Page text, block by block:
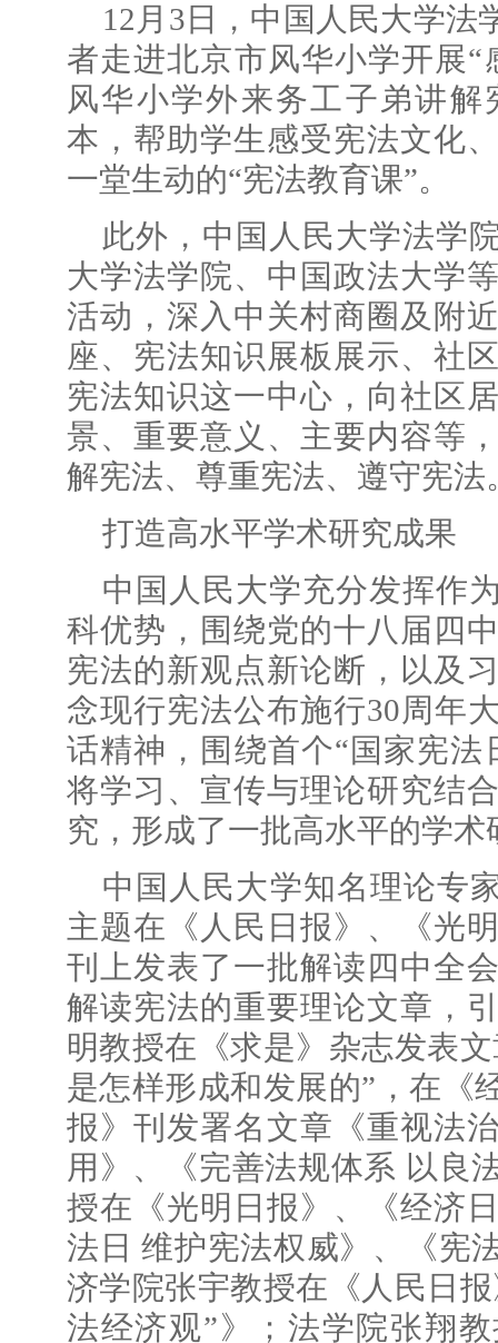
12月3日，中国人民大学法
者走进北京市风华小学开展
风华小学外来务工子弟讲
本，帮助学生感受宪法文化
一堂生动的“宪法教育课”。
此外，中国人民大学法学
大学法学院、中国政法大学
活动，深入中关村商圈及附
座、宪法知识展板展示、社
宪法知识这一中心，向社区
景、重要意义、主要内容等
解宪法、尊重宪法、遵守宪法
打造高水平学术研究成果
中国人民大学充分发挥作
科优势，围绕党的十八届四
宪法的新观点新论断，以及
念现行宪法公布施行30周年
话精神，围绕首个“国家宪
将学习、宣传与理论研究结
究，形成了一批高水平的学术
中国人民大学知名理论专
主题在《人民日报》、《光
刊上发表了一批解读四中全
解读宪法的重要理论文章，
明教授在《求是》杂志发表
是怎样形成和发展的”，在《
报》刊发署名文章《重视法
用》、《完善法规体系 以良
授在《光明日报》、《经济
法日 维护宪法权威》、《宪
济学院张宇教授在《人民日
法经济观”》；法学院张翔